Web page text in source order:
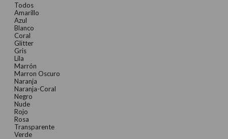
Todos
Amarillo
Azul
Blanco
Coral
Glitter
Gris
Lila
Marrón
Marron Oscuro
Naranja
Naranja-Coral
Negro
Nude
Rojo
Rosa
Transparente
Verde